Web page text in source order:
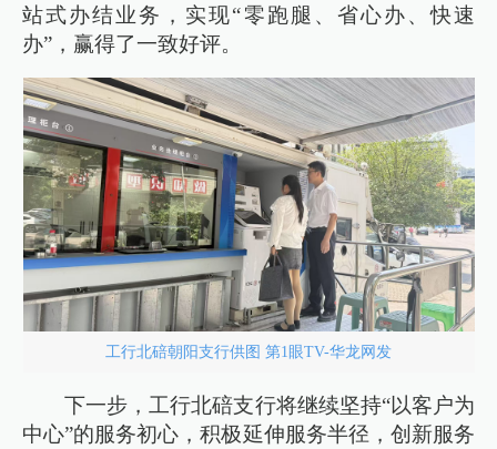
站式办结业务，实现“零跑腿、省心办、快速
办”，赢得了一致好评。
工行北碚朝阳支行供图 第1眼TV-华龙网发
下一步，工行北碚支行将继续坚持“以客户为
中心”的服务初心，积极延伸服务半径，创新服务